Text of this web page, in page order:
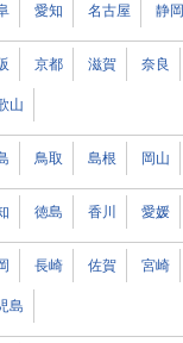
愛知 名古屋 静岡
京都 滋賀 奈良
山
鳥取 島根 岡山
徳島 香川 愛媛
長崎 佐賀 宮崎
島